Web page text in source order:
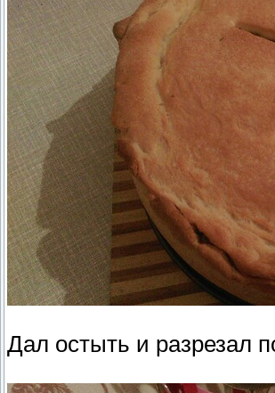
Дал остыть и разрезал